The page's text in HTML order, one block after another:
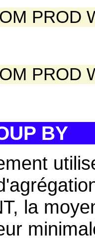
PROD
PROD
BY
la